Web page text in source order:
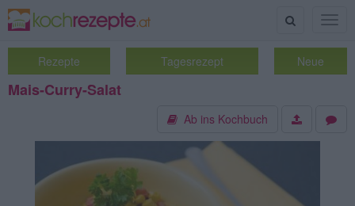
Suche
Rezepte Tagesrezept Neue
Mais-Curry-Salat
Ab ins Kochbuch